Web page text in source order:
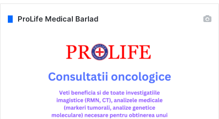
ProLife Medical Barlad